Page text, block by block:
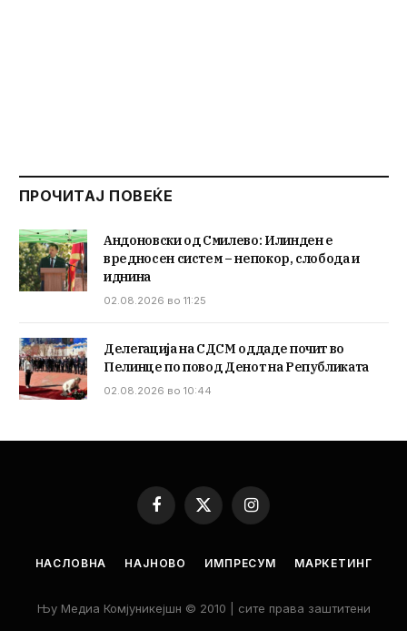
ПРОЧИТАЈ ПОВЕЌЕ
Андоновски од Смилево: Илинден е
вредносен систем – непокор, слобода и
иднина
02.08.2026 во 11:25
Делегација на СДСМ оддаде почит во
Пелинце по повод Денот на Републиката
02.08.2026 во 10:44
Facebook
X
Instagram
НАСЛОВНА НАЈНОВО ИМПРЕСУМ МАРКЕТИНГ
Њу Медиа Комјуникејшн © 2010 | сите права заштитени